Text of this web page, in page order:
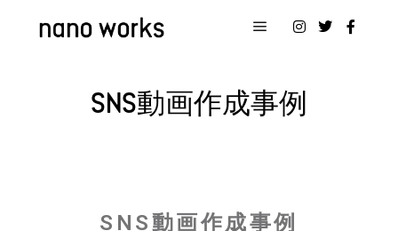
SNS動画作成事例
SNS動画作成事例